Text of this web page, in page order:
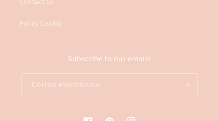
Policy Cookie
Subscribe to our emails
Correo electrónico